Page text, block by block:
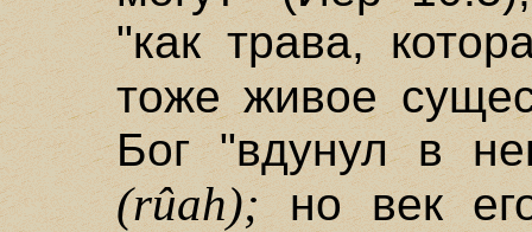
"как трава,
тоже живое
Бог "вдунул в
(rûah);но век